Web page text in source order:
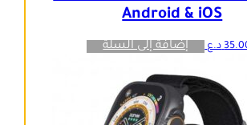
Android & iOS
د.ع إضافة إلى السلة